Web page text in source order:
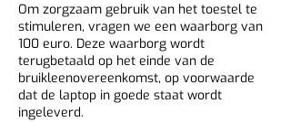
Om zorgzaam gebruik van het toestel te
stimuleren, vragen we een waarborg van
100 euro. Deze waarborg wordt
terugbetaald op het einde van de
bruikleenovereenkomst, op voorwaarde
dat de laptop in goede staat wordt
ingeleverd.